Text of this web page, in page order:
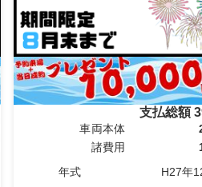
支払総額
車両本体
諸費用
年式
H27年